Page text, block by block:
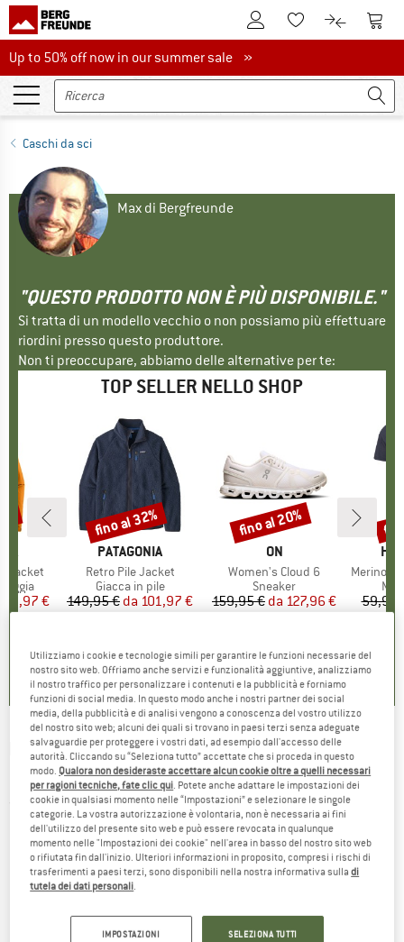
Al conto clienteAlla lista
Al Al
Up to 50% off now in our summer sale
Up to 50% off now in our summer sale »
Caschi da sci
Max di Bergfreunde
"QUESTO PRODOTTO NON È PIÙ DISPONIBILE."
Si tratta di un modello vecchio o non possiamo più effettuare
riordini presso questo produttore.
Non ti preoccupare, abbiamo delle alternative per te:
TOP SELLER NELLO SHOP
Jacket
ridotto
€
)
MARCHIO
PATAGONIA
Articolo
Retro Pile Jacket
Gruppo di prodotti
Giacca in pile
Prezzo
149,95 € Prezzo ridotto
da 101,97 €
4,6
71
Sconto
fino al 32%
MARCHIO
ON
Articolo
Women's Cloud 6
Gruppo di prodotti
Sneaker
Prezzo
159,95 € Prezzo ridotto
da 127,96 €
4,7
48
Sconto
fino al 20%
Articolo
MerinoMix150
59,95
ROSSIGNOL -Fit Visor Impacts
Photochromic S1-S3 - Casco da sci
(0)
Utilizziamo i cookie e tecnologie simili per garantire le funzioni necessarie del
nostro sito web. Offriamo anche servizi e funzionalità aggiuntive, analizziamo
il nostro traffico per personalizzare i contenuti e la pubblicità e forniamo
funzioni di social media. In questo modo anche i nostri partner dei social
media, della pubblicità e di analisi vengono a conoscenza del vostro utilizzo
del nostro sito web; alcuni dei quali si trovano in paesi terzi senza adeguate
salvaguardie per proteggere i vostri dati, ad esempio dall'accesso delle
autorità. Cliccando su “Seleziona tutto” accettate che si proceda in questo
modo. Qualora non desideraste accettare alcun cookie oltre a quelli necessari
per ragioni tecniche, fate clic qui. Potete anche adattare le impostazioni dei
cookie in qualsiasi momento nelle “Impostazioni” e selezionare le singole
categorie. La vostra autorizzazione è volontaria, non è necessaria ai fini
dell'utilizzo del presente sito web e può essere revocata in qualunque
momento nelle "Impostazioni dei cookie" nell'area in basso del nostro sito web
o rifiutata fin dall'inizio. Ulteriori informazioni in proposito, compresi i rischi di
trasferimenti a paesi terzi, sono disponibili nella nostra informativa sulladi
tutela dei dati personali.
IMPOSTAZIONI SELEZIONA TUTTI